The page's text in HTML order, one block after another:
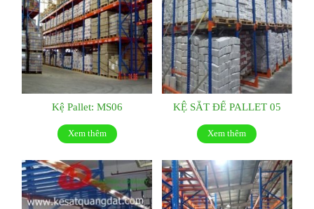
Kệ Pallet: MS06
Xem thêm
KỆ SẮT ĐỂ PALLET 05
Xem thêm